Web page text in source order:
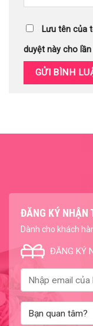
Lưu tên của
duyệt này cho
ĐĂNG KÝ NHẬN
Dành cho khách
ĐĂNG KÝ